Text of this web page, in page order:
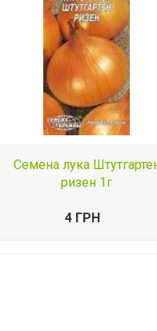
Семена лука
ризен 1г
4 ГРН